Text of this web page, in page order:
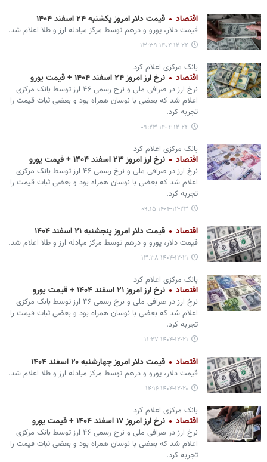
اقتصاد قیمت دلار امروز یکشنبه ۲۴ اسفند ۱۴۰۴
قیمت دلار، یورو و درهم توسط مرکز مبادله ارز و طلا اعلام شد.
۱۴۰۴-۱۲-۲۴ ۱۳:۳۹
بانک مرکزی اعلام کرد
اقتصاد نرخ ارز امروز ۲۴ اسفند ۱۴۰۴ + قیمت یورو
نرخ ارز در صرافی ملی و نرخ رسمی ۴۶ ارز توسط بانک مرکزی
اعلام شد که بعضی با نوسان همراه بود و بعضی ثبات قیمت را
تجربه کرد.
۱۴۰۴-۱۲-۲۴ ۰۹:۲۳
بانک مرکزی اعلام کرد
اقتصاد نرخ ارز امروز ۲۳ اسفند ۱۴۰۴ + قیمت یورو
نرخ ارز در صرافی ملی و نرخ رسمی ۴۶ ارز توسط بانک مرکزی
اعلام شد که بعضی با نوسان همراه بود و بعضی ثبات قیمت را
تجربه کرد.
۱۴۰۴-۱۲-۲۳ ۰۹:۱۵
اقتصاد قیمت دلار امروز پنجشنبه ۲۱ اسفند ۱۴۰۴
قیمت دلار، یورو و درهم توسط مرکز مبادله ارز و طلا اعلام شد.
۱۴۰۴-۱۲-۲۱ ۱۳:۳۸
بانک مرکزی اعلام کرد
اقتصاد نرخ ارز امروز ۲۱ اسفند ۱۴۰۴ + قیمت یورو
نرخ ارز در صرافی ملی و نرخ رسمی ۴۶ ارز توسط بانک مرکزی
اعلام شد که بعضی با نوسان همراه بود و بعضی ثبات قیمت را
تجربه کرد.
۱۴۰۴-۱۲-۲۱ ۱۱:۲۷
اقتصاد قیمت دلار امروز چهارشنبه ۲۰ اسفند ۱۴۰۴
قیمت دلار، یورو و درهم توسط مرکز مبادله ارز و طلا اعلام شد.
۱۴۰۴-۱۲-۲۰ ۱۴:۱۶
بانک مرکزی اعلام کرد
اقتصاد نرخ ارز امروز ۱۷ اسفند ۱۴۰۴ + قیمت یورو
نرخ ارز در صرافی ملی و نرخ رسمی ۴۶ ارز توسط بانک مرکزی
اعلام شد که بعضی با نوسان همراه بود و بعضی ثبات قیمت را
تجربه کرد.